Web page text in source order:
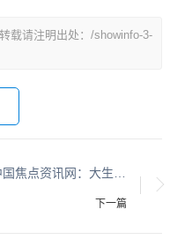
载请注明出处：/showinfo-3-
下一篇